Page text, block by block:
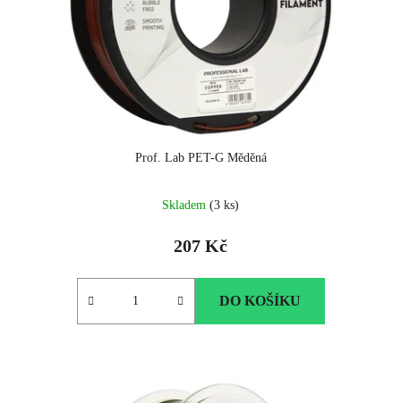
Prof. Lab PET-G Měděná
Skladem (3 ks)
207 Kč
DO KOŠÍKU